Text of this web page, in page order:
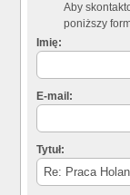
Aby
poniższy
Imię:
E-mail:
Tytuł: